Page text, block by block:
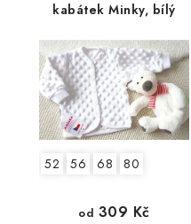
kabátek Minky, bílý
52 56 68 80
od 309 Kč